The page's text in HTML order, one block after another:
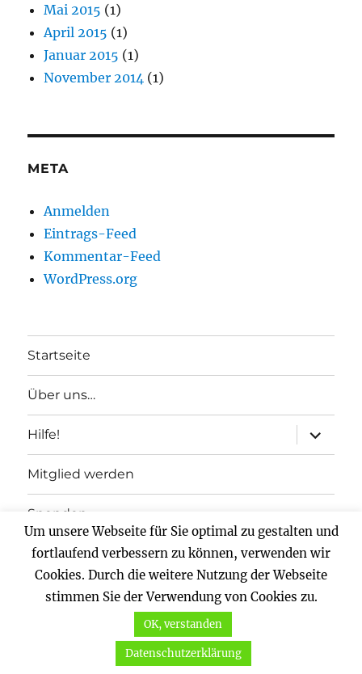
Mai 2015 (1)
April 2015 (1)
Januar 2015 (1)
November 2014 (1)
META
Anmelden
Eintrags-Feed
Kommentar-Feed
WordPress.org
Startseite
Über uns…
Hilfe!
anzeigen
Mitglied werden
Spenden
Impressum
Datenschutz
Mit Stolz präsentiert von WordPress
Um unsere Webseite für Sie optimal zu gestalten und
fortlaufend verbessern zu können, verwenden wir
Cookies. Durch die weitere Nutzung der Webseite
stimmen Sie der Verwendung von Cookies zu.
OK, verstanden
Datenschutzerklärung